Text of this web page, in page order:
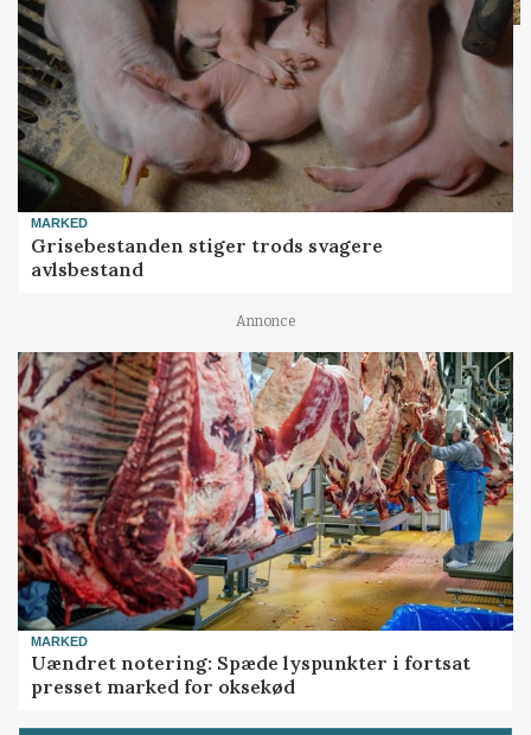
MARKED
Grisebestanden stiger trods svagere
avlsbestand
Annonce
MARKED
Uændret notering: Spæde lyspunkter i fortsat
presset marked for oksekød